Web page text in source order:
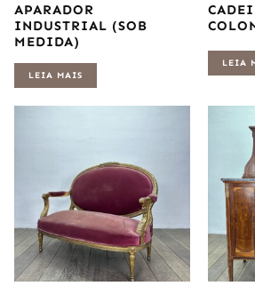
APARADOR
INDUSTRIAL (SOB
MEDIDA)
LEIA MAIS
LEIA